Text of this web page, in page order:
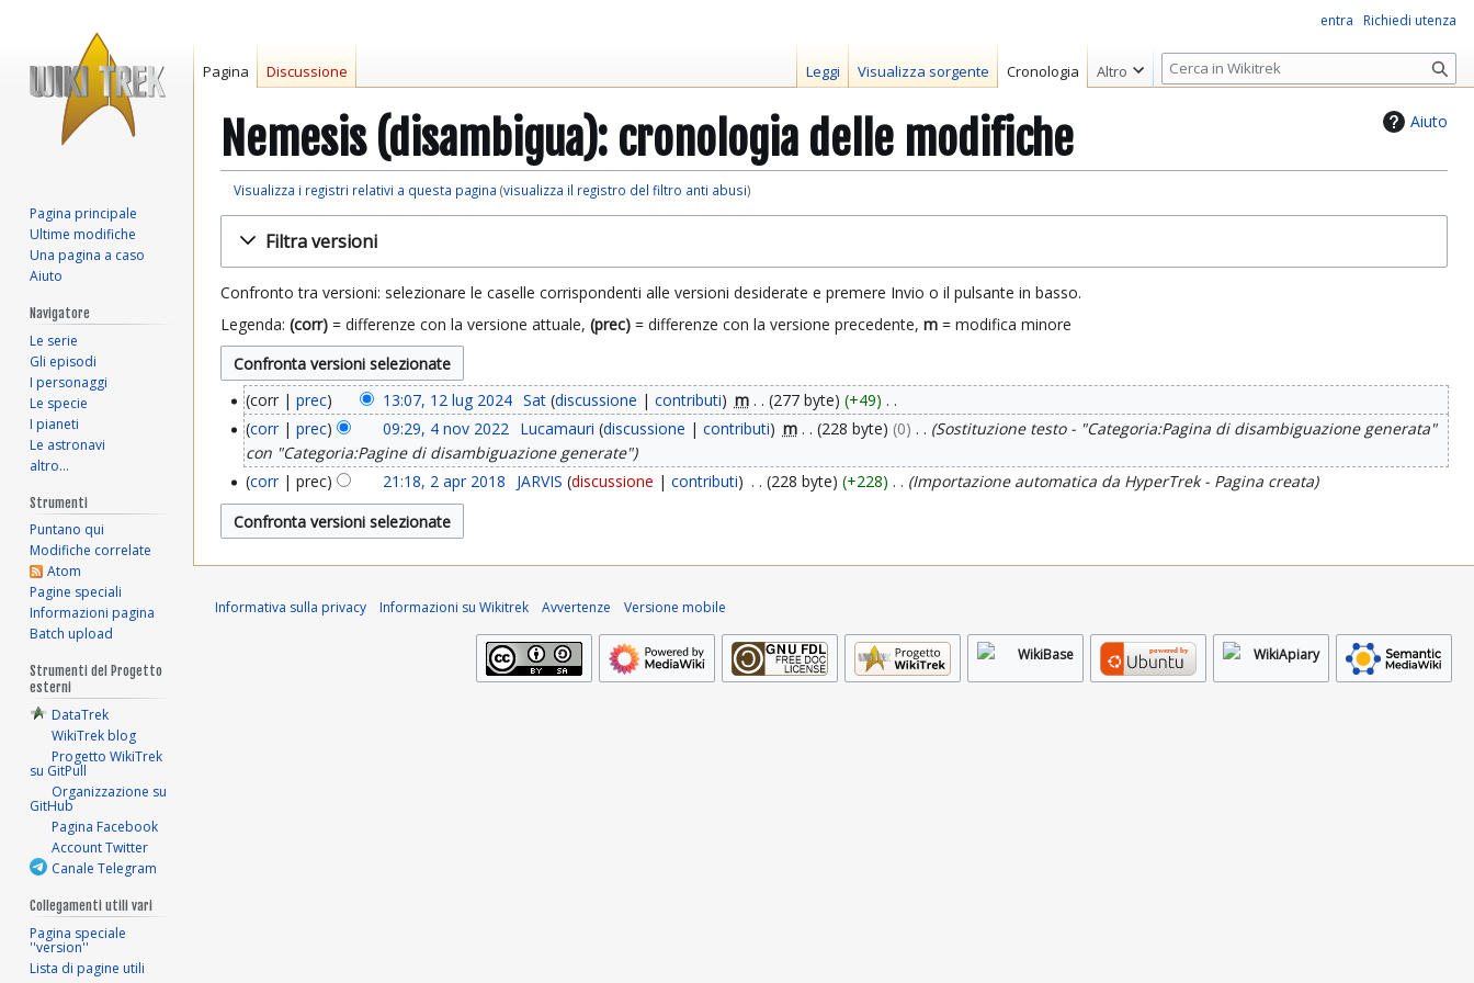
Aiuto
Nemesis (disambigua): cronologia delle modifiche
Visualizza i registri relativi a questa pagina (visualizza il registro del filtro anti abusi)
navigazione
ricerca
Filtra versioni
Confronto tra versioni: selezionare le caselle corrispondenti alle versioni desiderate e premere Invio o il pulsante in basso.
Legenda: (corr) = differenze con la versione attuale, (prec) = differenze con la versione precedente, m = modifica minore
corr prec 13:07, 12 lug 2024 Sat discussione contributi m 277 byte
+49
N
e
s
s
u
n
o
g
o
v
0
corr prec 09:29, 4 nov 2022 Lucamauri discussione contributi m 228 byte 0
Sostituzione testo - "Categoria:Pagina di disambiguazione generata"
con "Categoria:Pagine di disambiguazione generate"
p
r
corr prec 21:18, 2 apr 2018 JARVIS discussione contributi 228 byte +228 Importazione automatica da HyperTrek - Pagina creata
entra Richiedi utenza
Pagina Discussione Leggi Visualizza sorgente Cronologia Altro
R
i
r
Pagina principale
Ultime modifiche
Una pagina a caso
Aiuto
Navigatore
Le serie
Gli episodi
I personaggi
Le specie
I pianeti
Le astronavi
altro…
Strumenti
Puntano qui
Modifiche correlate
Atom
Pagine speciali
Informazioni pagina
Batch upload
Strumenti del Progetto
esterni
DataTrek
WikiTrek blog
Progetto WikiTrek
su GitPull
Organizzazione su
GitHub
Pagina Facebook
Account Twitter
Canale Telegram
Collegamenti utili vari
Pagina speciale
''version''
Lista di pagine utili
Informativa sulla privacy Informazioni su Wikitrek Avvertenze Versione mobile